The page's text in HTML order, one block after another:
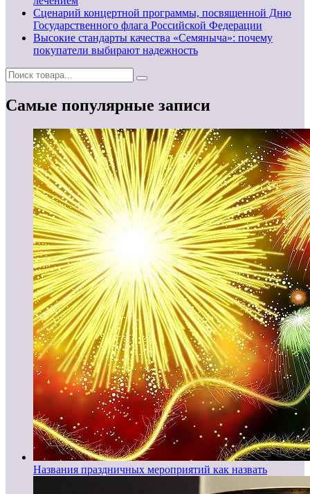
Сценарий концертной программы, посвященной Дню
Государственного флага Российской Федерации
Высокие стандарты качества «Семяныча»: почему
покупатели выбирают надежность
Самые популярные записи
Названия праздничных мероприятий как назвать